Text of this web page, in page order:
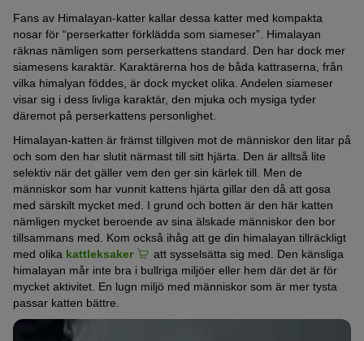
Fans av Himalayan-katter kallar dessa katter med kompakta
nosar för “perserkatter förklädda som siameser”. Himalayan
räknas nämligen som perserkattens standard. Den har dock mer
siamesens karaktär. Karaktärerna hos de båda kattraserna, från
vilka himalyan föddes, är dock mycket olika. Andelen siameser
visar sig i dess livliga karaktär, den mjuka och mysiga tyder
däremot på perserkattens personlighet.
Himalayan-katten är främst tillgiven mot de människor den litar på
och som den har slutit närmast till sitt hjärta. Den är alltså lite
selektiv när det gäller vem den ger sin kärlek till. Men de
människor som har vunnit kattens hjärta gillar den då att gosa
med särskilt mycket med. I grund och botten är den här katten
nämligen mycket beroende av sina älskade människor den bor
tillsammans med. Kom också ihåg att ge din himalayan tillräckligt
med olika kattleksaker
att sysselsätta sig med. Den känsliga
himalayan mår inte bra i bullriga miljöer eller hem där det är för
mycket aktivitet. En lugn miljö med människor som är mer tysta
passar katten bättre.